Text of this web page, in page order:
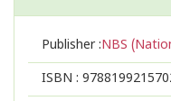
Publisher :NBS
ISBN :